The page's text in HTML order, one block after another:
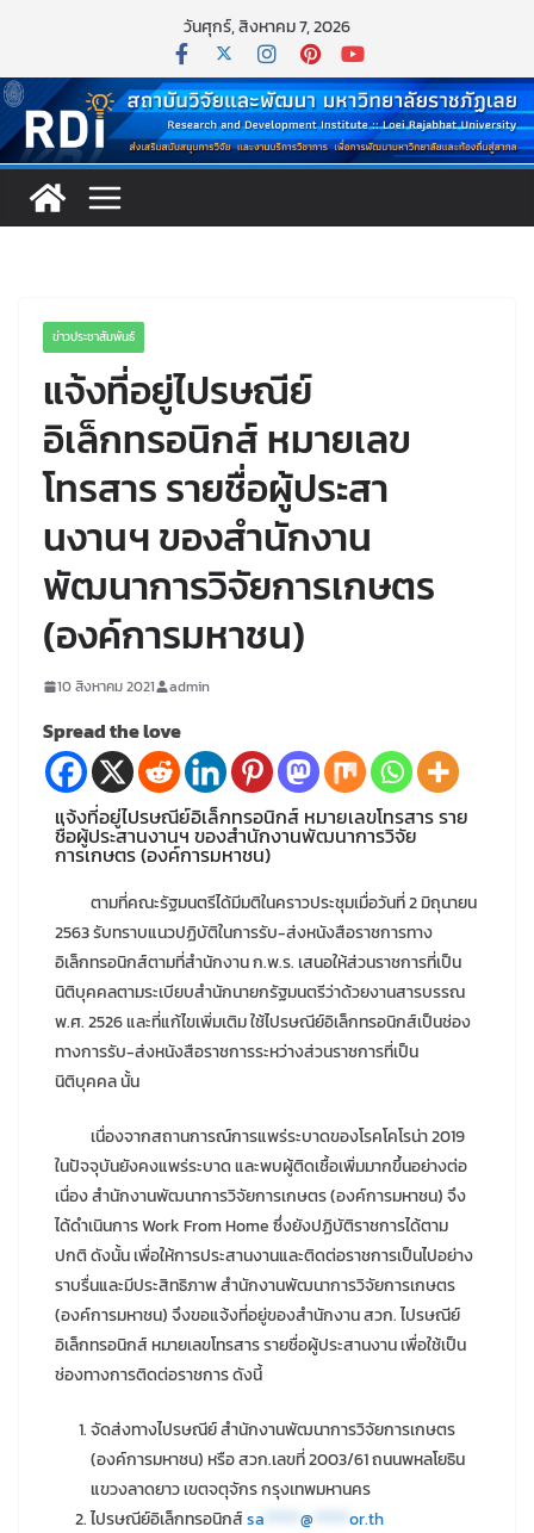
วันศุกร์, สิงหาคม 7, 2026
ข่าวประชาสัมพันธ์
แจ้งที่อยู่ไปรษณีย์
อิเล็กทรอนิกส์ หมายเลข
โทรสาร รายชื่อผู้ประสา
นงานฯ ของสำนักงาน
พัฒนาการวิจัยการเกษตร
(องค์การมหาชน)
10 สิงหาคม 2021 admin
Spread the love
แจ้งที่อยู่ไปรษณีย์อิเล็กทรอนิกส์ หมายเลขโทรสาร ราย
ชื่อผู้ประสานงานฯ ของสำนักงานพัฒนาการวิจัย
การเกษตร (องค์การมหาชน)
ตามที่คณะรัฐมนตรีได้มีมติในคราวประชุมเมื่อวันที่ 2 มิถุนายน
2563 รับทราบแนวปฏิบัติในการรับ-ส่งหนังสือราชการทาง
อิเล็กทรอนิกส์ตามที่สำนักงาน ก.พ.ร. เสนอให้ส่วนราชการที่เป็น
นิติบุคคลตามระเบียบสำนักนายกรัฐมนตรีว่าด้วยงานสารบรรณ
พ.ศ. 2526 และที่แก้ไขเพิ่มเติม ใช้ไปรษณีย์อิเล็กทรอนิกส์เป็นช่อง
ทางการรับ-ส่งหนังสือราชการระหว่างส่วนราชการที่เป็น
นิติบุคคล นั้น
เนื่องจากสถานการณ์การแพร่ระบาดของโรคโคโรน่า 2019
ในปัจจุบันยังคงแพร่ระบาด และพบผู้ติดเชื้อเพิ่มมากขึ้นอย่างต่อ
เนื่อง สำนักงานพัฒนาการวิจัยการเกษตร (องค์การมหาชน) จึง
ได้ดำเนินการ Work From Home ซึ่งยังปฏิบัติราชการได้ตาม
ปกติ ดังนั้น เพื่อให้การประสานงานและติดต่อราชการเป็นไปอย่าง
ราบรื่นและมีประสิทธิภาพ สำนักงานพัฒนาการวิจัยการเกษตร
(องค์การมหาชน) จึงขอแจ้งที่อยู่ของสำนักงาน สวก. ไปรษณีย์
อิเล็กทรอนิกส์ หมายเลขโทรสาร รายชื่อผู้ประสานงาน เพื่อใช้เป็น
ช่องทางการติดต่อราชการ ดังนี้
จัดส่งทางไปรษณีย์ สำนักงานพัฒนาการวิจัยการเกษตร
(องค์การมหาชน) หรือ สวก.เลขที่ 2003/61 ถนนพหลโยธิน
แขวงลาดยาว เขตจตุจักร กรุงเทพมหานคร
ไปรษณีย์อิเล็กทรอนิกส์sa @
or.th